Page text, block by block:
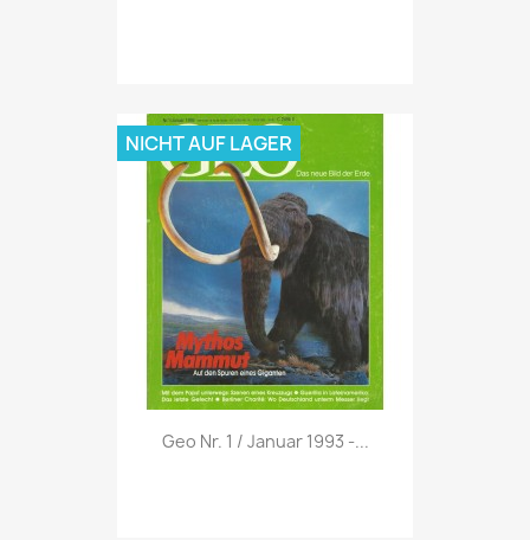
 Vorschau
Geo Nr. 1 / Januar 1993 -...
NICHT AUF LAGER